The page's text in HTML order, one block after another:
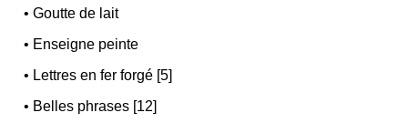
•Goutte de lait
• Enseigne peinte
• Lettres en fer forgé [5]
• Belles phrases [12]